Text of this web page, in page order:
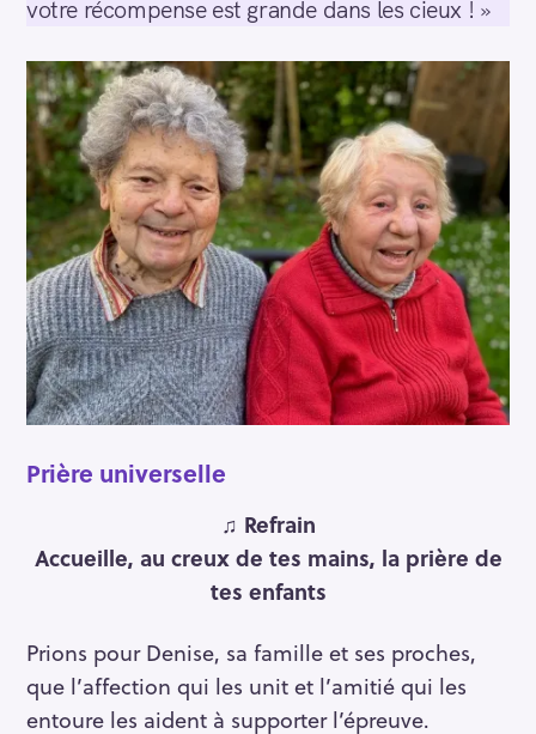
votre récompense est grande dans les cieux ! »
Prière universelle
♫ Refrain
Accueille, au creux de tes mains, la prière de
tes enfants
Prions pour Denise, sa famille et ses proches,
que l’affection qui les unit et l’amitié qui les
entoure les aident à supporter l’épreuve.